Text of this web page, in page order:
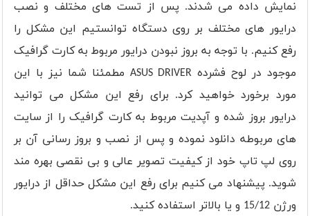
نمایش داده می شدند. پس از تست های مختلف و نصب
درایور های مختلف بر روی دستگاه توانستیم این مشکل را
رفع کنیم. با توجه به بروز نبودن درایور مربوط به کارت گرافیک
موجود در لوح فشرده ASUS DRIVER مطمئنا شما نیز با این
مورد برخورد خواهید کرد. برای رفع این مشکل می توانید
درایور بروز شده و آپدیت مربوط به کارت گرافیک را از سایت
های مربوطه دانلود نموده و پس از نصب و بروز رسانی آن بر
روی لپ تاپ خود از کیفیت تصویر عالی و بی نقصی بهره مند
شوید. پیشنهاد می کنیم برای رفع این مشکل حداقل از درایور
ورژن 15/12 و یا بالاتر استفاده کنید.